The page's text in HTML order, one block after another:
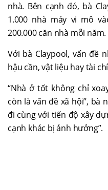
nhà. Bên cạnh đó, bà
1.000 nhà máy vi mô
200.000 căn nhà mỗi năm.
Với bà Claypool, vấn đề
hậu cần, vật liệu hay tài
“Nhà ở tốt không chỉ
còn là vấn đề xã hội”, bà
đi cùng với tiến độ xây
cạnh khác bị ảnh hưởng”.